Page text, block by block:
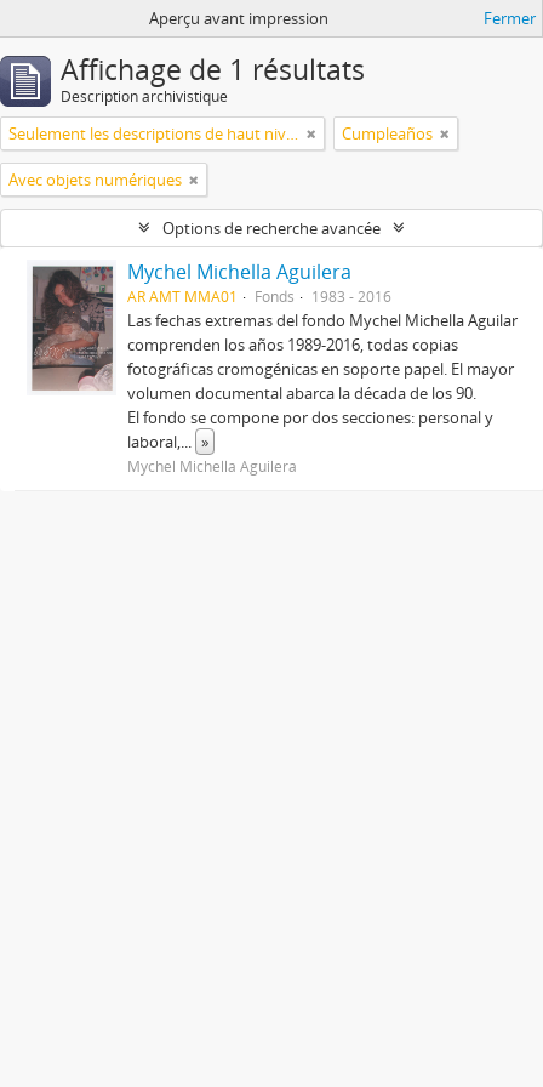
Aperçu avant impression Fermer
Affichage de 1 résultats
Description archivistique
Seulement les descriptions de haut niveau Cumpleaños
Avec objets numériques
Options de recherche avancée
Mychel Michella Aguilera
AR AMT MMA01 Fonds 1983 - 2016
Las fechas extremas del fondo Mychel Michella Aguilar
comprenden los años 1989-2016, todas copias
fotográficas cromogénicas en soporte papel. El mayor
volumen documental abarca la década de los 90.
El fondo se compone por dos secciones: personal y
laboral,... »
Mychel Michella Aguilera